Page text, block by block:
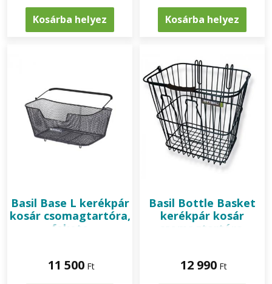
Kosárba helyez Kosárba helyez
Basil Base L kerékpár
kosár csomagtartóra,
fekete
11 500 Ft
Basil Bottle Basket
kerékpár kosár
csomagtartóra,
12 990 Ft